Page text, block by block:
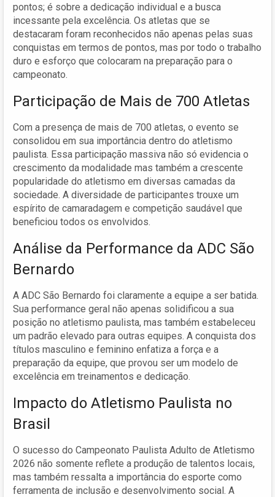
pontos; é sobre a dedicação individual e a busca
incessante pela excelência. Os atletas que se
destacaram foram reconhecidos não apenas pelas suas
conquistas em termos de pontos, mas por todo o trabalho
duro e esforço que colocaram na preparação para o
campeonato.
Participação de Mais de 700 Atletas
Com a presença de mais de 700 atletas, o evento se
consolidou em sua importância dentro do atletismo
paulista. Essa participação massiva não só evidencia o
crescimento da modalidade mas também a crescente
popularidade do atletismo em diversas camadas da
sociedade. A diversidade de participantes trouxe um
espírito de camaradagem e competição saudável que
beneficiou todos os envolvidos.
Análise da Performance da ADC São
Bernardo
A ADC São Bernardo foi claramente a equipe a ser batida.
Sua performance geral não apenas solidificou a sua
posição no atletismo paulista, mas também estabeleceu
um padrão elevado para outras equipes. A conquista dos
títulos masculino e feminino enfatiza a força e a
preparação da equipe, que provou ser um modelo de
excelência em treinamentos e dedicação.
Impacto do Atletismo Paulista no
Brasil
O sucesso do Campeonato Paulista Adulto de Atletismo
2026 não somente reflete a produção de talentos locais,
mas também ressalta a importância do esporte como
ferramenta de inclusão e desenvolvimento social. A